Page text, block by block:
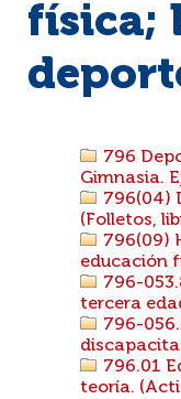
física;
796
Gimnasia.
796(04)
(Folletos,
796(09)
educación
796-
tercera
796-
796.01
teoría.